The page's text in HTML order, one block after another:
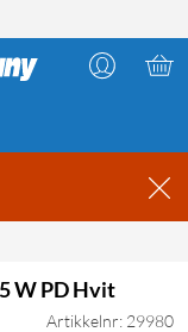
W PD Hvit
Artikkelnr: 29980